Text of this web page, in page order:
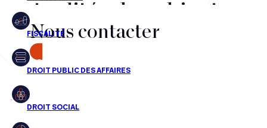
Financement
Fiscalité
Droit public des affaires
Droit social
actualités du cabinet,
nos récompenses et nos
transactions, jour après
jour
Nous contacter